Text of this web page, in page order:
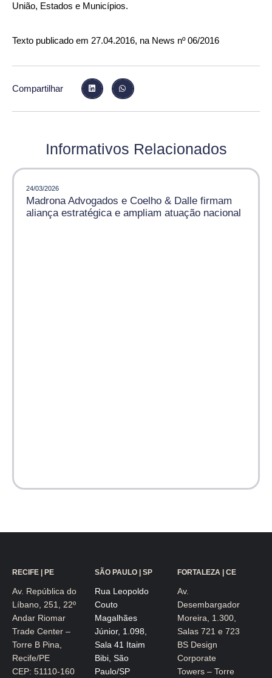
União, Estados e Municípios.
Texto publicado em 27.04.2016, na News nº 06/2016
Compartilhar
Informativos Relacionados
24/03/2026
Madrona Advogados e Coelho & Dalle firmam
aliança estratégica e ampliam atuação nacional
RECIFE | PE
Av. República do
Líbano, 251, 22º
Andar Riomar
Trade Center –
Torre B Pina,
Recife/PE
CEP: 51110-160
SÃO PAULO | SP
Rua Leopoldo
Couto
Magalhães
Júnior, 1.098,
Sala 41 Itaim
Bibi, São
Paulo/SP
FORTALEZA | CE
Av.
Desembargador
Moreira, 1.300,
Salas 721 e 723
BS Design
Corporate
Towers – Torre